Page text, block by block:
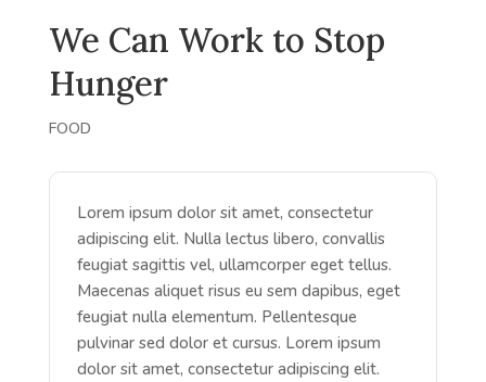
We Can Work to Stop
Hunger
FOOD
Lorem ipsum dolor sit amet, consectetur
adipiscing elit. Nulla lectus libero, convallis
feugiat sagittis vel, ullamcorper eget tellus.
Maecenas aliquet risus eu sem dapibus, eget
feugiat nulla elementum. Pellentesque
pulvinar sed dolor et cursus. Lorem ipsum
dolor sit amet, consectetur adipiscing elit.